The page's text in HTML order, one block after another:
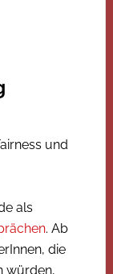
und
als
. Ab
die
würden,